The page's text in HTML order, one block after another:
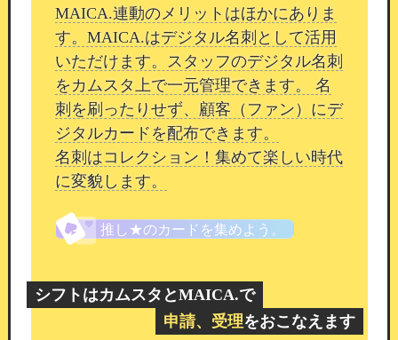
平素よりカムスタをご利用いただき、誠にありが
とうございます。今回は「会員制口コミ機能」に
ついてご案内いたします。
会員限定の口コミ機能
会員制口コミは、ログインしている会員様のみが
訪問できるスタッフ詳細画面に設置されていま
MAICA.連動のメリットはほかにありま
す。MAICA.はデジタル名刺として活用
いただけます。スタッフのデジタル名刺
をカムスタ上で一元管理できます。 名
刺を刷ったりせず、顧客（ファン）にデ
ジタルカードを配布できます。
名刺はコレクション！集めて楽しい時代
に変貌します。
推し★のカードを集めよう。
シフトはカムスタとMAICA.で
申請、受理をおこなえます